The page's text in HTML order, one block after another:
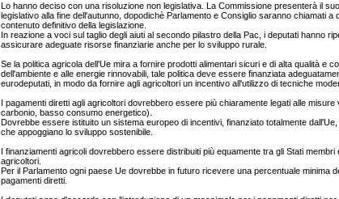
Lo hanno deciso con una risoluzione non legislativa. La Commissione presenterà il
legislativo alla fine dell'autunno, dopodichè Parlamento e Consiglio saranno chiamati a
contenuto definitivo della legislazione.
In reazione a voci sul taglio degli aiuti al secondo pilastro della Pac, i deputati hanno
assicurare adeguate risorse finanziarie anche per lo sviluppo rurale.
Se la politica agricola dell'Ue mira a fornire prodotti alimentari sicuri e di alta qualità e
dell'ambiente e alle energie rinnovabili, tale politica deve essere finanziata
eurodeputati, in modo da fornire agli agricoltori un incentivo all'utilizzo di tecniche
I pagamenti diretti agli agricoltori dovrebbero essere più chiaramente legati alle
carbonio, basso consumo energetico).
Dovrebbe essere istituito un sistema europeo di incentivi, finanziato totalmente
che appoggiano lo sviluppo sostenibile.
I finanziamenti agricoli dovrebbero essere distribuiti più equamente tra gli Stati
agricoltori.
Per il Parlamento ogni paese Ue dovrebbe in futuro ricevere una percentuale minima
pagamenti diretti.